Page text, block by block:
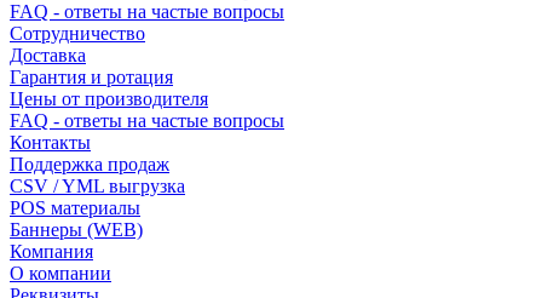
FAQ - ответы на частые вопросы
Сотрудничество
Доставка
Гарантия и ротация
Цены от производителя
FAQ - ответы на частые вопросы
Контакты
Поддержка продаж
CSV / YML выгрузка
POS материалы
Баннеры (WEB)
Компания
О компании